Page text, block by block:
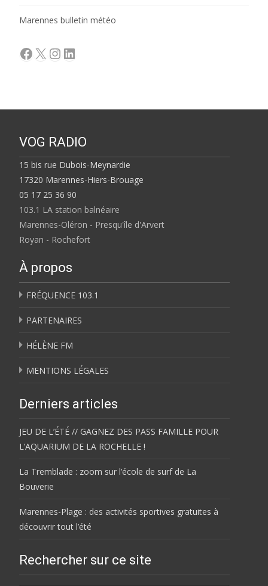
Marennes bulletin météo
Facebook
X Instagram
LinkedIn
VOG RADIO
15 bis rue Dubois-Meynardie
17320 Marennes-Hiers-Brouage
05 17 25 36 90
103.1 LA station balnéaire
Marennes-Oléron - Presqu'île d'Arvert
Royan - Rochefort
À propos
FRÉQUENCE 103.1
PARTENAIRES
HÉLÈNE FM
MENTIONS LÉGALES
Derniers articles
JEU DE L’ÉTÉ // GAGNEZ DES PASS FAMILLE POUR
L’AQUARIUM DE LA ROCHELLE !
La Tremblade : zoom sur l’école de surf de La
Bouverie
Marennes-Plage : des activités sportives gratuites à
découvrir tout l’été
Rechercher sur ce site